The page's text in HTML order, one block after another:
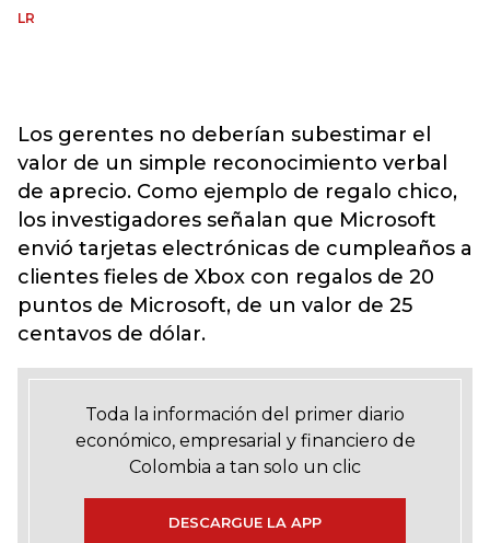
LR
Los gerentes no deberían subestimar el
valor de un simple reconocimiento verbal
de aprecio. Como ejemplo de regalo chico,
los investigadores señalan que Microsoft
envió tarjetas electrónicas de cumpleaños a
clientes fieles de Xbox con regalos de 20
puntos de Microsoft, de un valor de 25
centavos de dólar.
Toda la información del primer diario
económico, empresarial y financiero de
Colombia a tan solo un clic
DESCARGUE LA APP